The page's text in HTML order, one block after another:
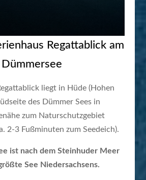
Regattablick am
Dümmersee
liegt in Hüde (Hohen
des Dümmer Sees in
zum Naturschutzgebiet
2-3 Fußminuten zum Seedeich).
ist nach dem Steinhuder Meer
See Niedersachsens.